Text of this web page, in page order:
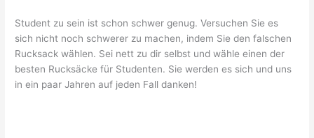
Student zu sein ist schon schwer genug. Versuchen Sie es
sich nicht noch schwerer zu machen, indem Sie den falschen
Rucksack wählen. Sei nett zu dir selbst und wähle einen der
besten Rucksäcke für Studenten. Sie werden es sich und uns
in ein paar Jahren auf jeden Fall danken!